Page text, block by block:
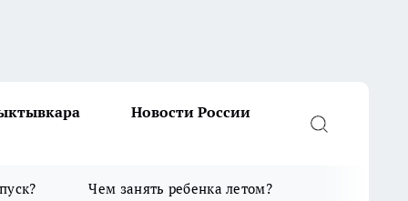
Новости России
Чем занять ребенка летом?